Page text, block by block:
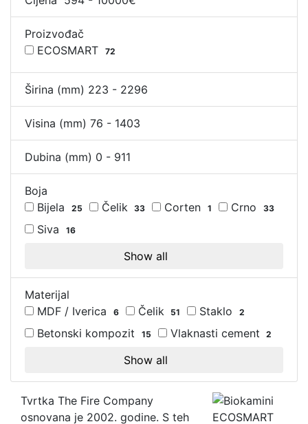
Proizvođač
ECOSMART
72
Širina (mm) 223 - 2296
Visina (mm) 76 - 1403
Dubina (mm) 0 - 911
Boja
Bijela
25 Čelik 33 Corten 1 Crno 33
Siva 16
Show all
Materijal
MDF / Iverica
6 Čelik 51 Staklo 2
Betonski kompozit 15 Vlaknasti cement 2
Show all
Tvrtka The Fire Company
osnovana je 2002. godine. S teh